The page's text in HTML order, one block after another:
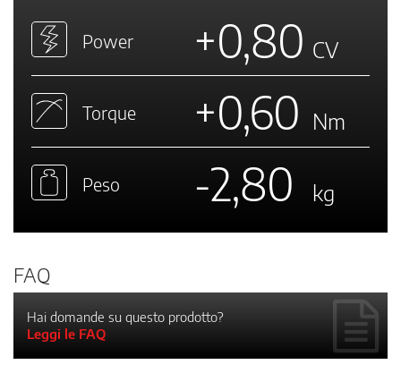
Power +0,80 CV
Torque +0,60 Nm
Peso -2,80 kg
FAQ
Hai domande su questo prodotto?
Leggi le FAQ